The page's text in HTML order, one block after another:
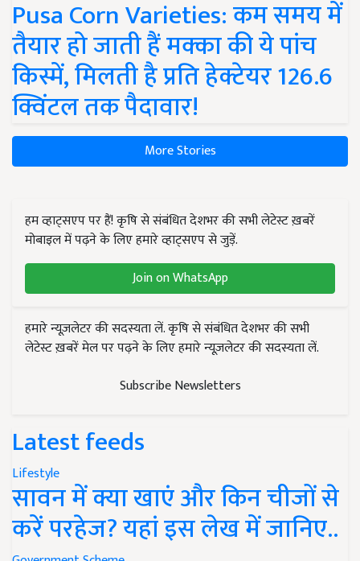
Pusa Corn Varieties: कम समय में
तैयार हो जाती हैं मक्का की ये पांच
किस्में, मिलती है प्रति हेक्टेयर 126.6
क्विंटल तक पैदावार!
More Stories
हम व्हाट्सएप पर हैं! कृषि से संबंधित देशभर की सभी लेटेस्ट ख़बरें
मोबाइल में पढ़ने के लिए हमारे व्हाट्सएप से जुड़ें.
Join on WhatsApp
हमारे न्यूज़लेटर की सदस्यता लें. कृषि से संबंधित देशभर की सभी
लेटेस्ट ख़बरें मेल पर पढ़ने के लिए हमारे न्यूज़लेटर की सदस्यता लें.
Subscribe Newsletters
Latest feeds
Lifestyle
सावन में क्या खाएं और किन चीजों से
करें परहेज? यहां इस लेख में जानिए..